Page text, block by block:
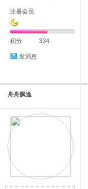
注册会员
积分 334
发消息
舟舟飘逸